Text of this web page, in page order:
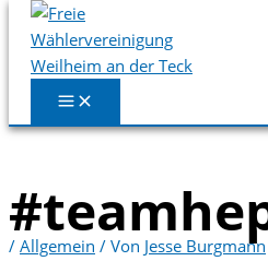
Zum Inhalt springen
/ Allgemein / Von Jesse Burgmann